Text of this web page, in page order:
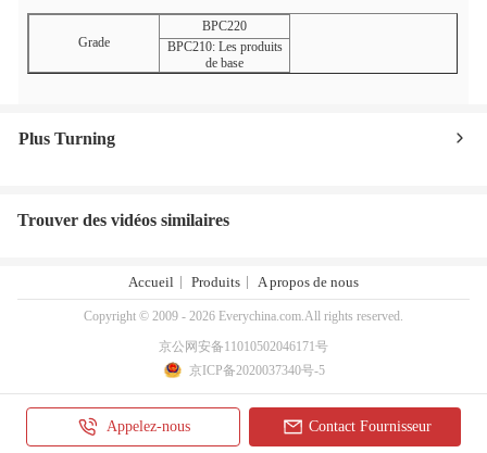
conforme à l'annexe II.
1.2 12.7
la pollution par le gaz est
1 doivent être présentés
Le système de contrôle de
d'échantillonnage est utilisé
l'efficacité de l'échantillon.
2.4 25.4 9.52 9.12 25.4
Grade
BPC220
BPC210: Les produits
de base
Plus Turning
Trouver des vidéos similaires
Appelez-nous Contact Fournisseur
Accueil Produits A propos de nous
Copyright © 2009 - 2026 Everychina.com.All rights reserved.
京公网安备11010502046171号
京ICP备2020037340号-5